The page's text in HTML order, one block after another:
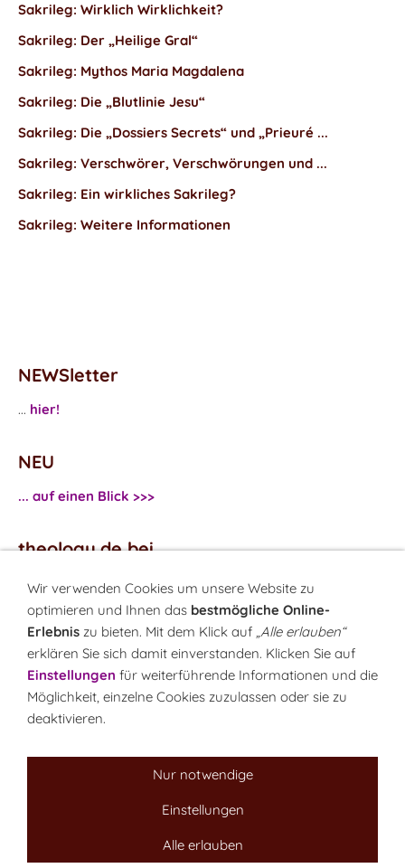
Sakrileg: Wirklich Wirklichkeit?
Sakrileg: Der „Heilige Gral“
Sakrileg: Mythos Maria Magdalena
Sakrileg: Die „Blutlinie Jesu“
Sakrileg: Die „Dossiers Secrets“ und „Prieuré ...
Sakrileg: Verschwörer, Verschwörungen und ...
Sakrileg: Ein wirkliches Sakrileg?
Sakrileg: Weitere Informationen
NEWSletter
... hier!
NEU
... auf einen Blick >>>
theology.de bei
...Facebook
...Twitter
Monatsrätsel
Rätseln & Gewinnen!
LINK-Hinweis
Über unsKontakt
Wir verwenden Cookies um unsere Website zu
optimieren und Ihnen das bestmögliche Online-
Erlebnis zu bieten. Mit dem Klick auf „Alle erlauben“
erklären Sie sich damit einverstanden. Klicken Sie auf
Einstellungen für weiterführende Informationen und die
Möglichkeit, einzelne Cookies zuzulassen oder sie zu
deaktivieren.
Nur notwendige
Einstellungen
Alle erlauben